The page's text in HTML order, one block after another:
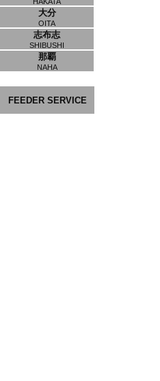
大分
OITA
志布志
SHIBUSHI
那覇
NAHA
FEEDER SERVICE